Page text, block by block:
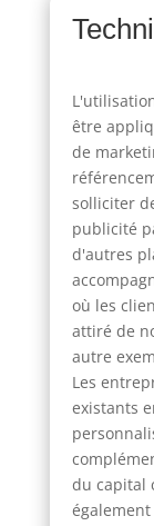
être
de
solliciter
publicité
d'autres
où les
attiré de
autre
Les
existants
du capital